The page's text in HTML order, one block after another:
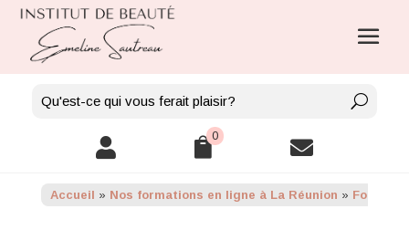
 0 
Accueil » Nos formations en ligne à La Réunion »